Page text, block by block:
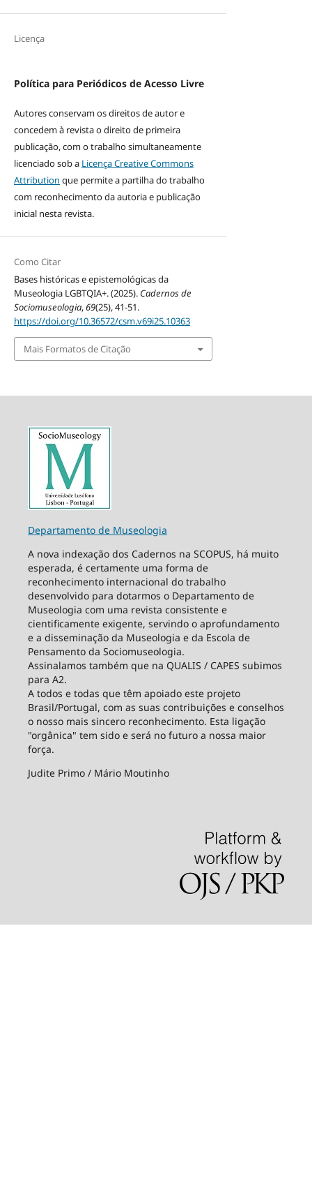
Licença
Política para Periódicos de Acesso Livre
Autores conservam os direitos de autor e
concedem à revista o direito de primeira
publicação, com o trabalho simultaneamente
licenciado sob a Licença Creative Commons
Attribution que permite a partilha do trabalho
com reconhecimento da autoria e publicação
inicial nesta revista.
Como Citar
Bases históricas e epistemológicas da
Museologia LGBTQIA+. (2025). Cadernos de
Sociomuseologia,69(25), 41-51.
https://doi.org/10.36572/csm.v69i25.10363
Mais Formatos de Citação
Departamento de Museologia
A nova indexação dos Cadernos na SCOPUS, há muito
esperada, é certamente uma forma de
reconhecimento internacional do trabalho
desenvolvido para dotarmos o Departamento de
Museologia com uma revista consistente e
cientificamente exigente, servindo o aprofundamento
e a disseminação da Museologia e da Escola de
Pensamento da Sociomuseologia.
Assinalamos também que na QUALIS / CAPES subimos
para A2.
A todos e todas que têm apoiado este projeto
Brasil/Portugal, com as suas contribuições e conselhos
o nosso mais sincero reconhecimento. Esta ligação
"orgânica" tem sido e será no futuro a nossa maior
força.
Judite Primo / Mário Moutinho